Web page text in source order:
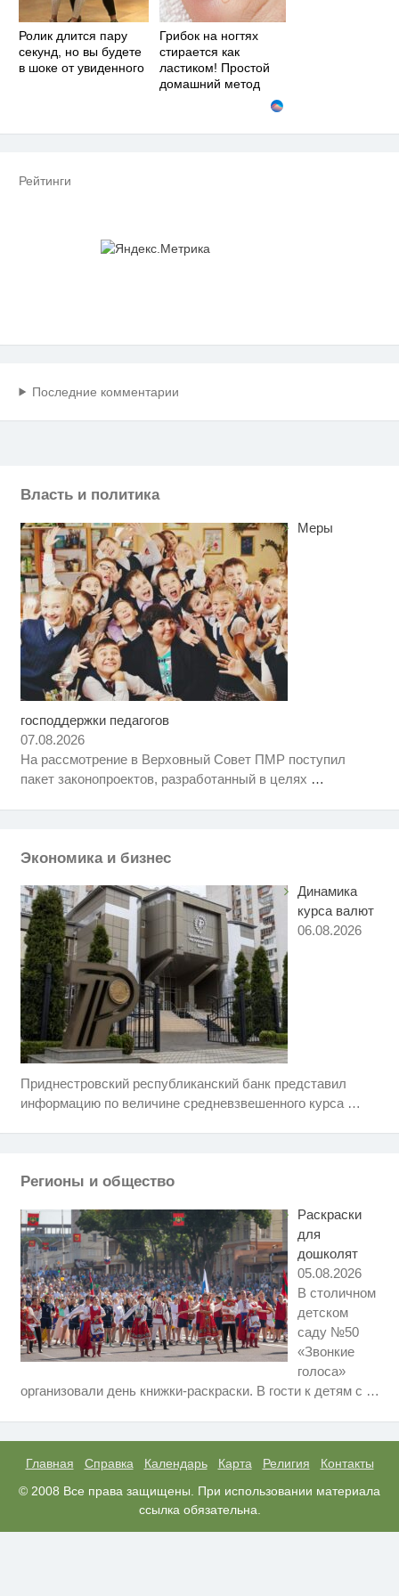
Ролик длится пару
секунд, но вы будете
в шоке от увиденного
Грибок на ногтях
стирается как
ластиком! Простой
домашний метод
Рейтинги
Последние комментарии
Власть и политика
Меры
господдержки педагогов
07.08.2026
На рассмотрение в Верховный Совет ПМР поступил
пакет законопроектов, разработанный в целях …
Экономика и бизнес
Динамика
курса валют
06.08.2026
Приднестровский республиканский банк представил
информацию по величине средневзвешенного курса …
Регионы и общество
Раскраски
для
дошколят
05.08.2026
В столичном
детском
саду №50
«Звонкие
голоса»
организовали день книжки-раскраски. В гости к детям с …
Главная Справка Календарь Карта Религия
Контакты
© 2008 Все права защищены. При использовании материала
ссылка обязательна.
Рак начинается не с боли:
В Тверской области работницу
ПВЗ уличили в подмене товаров
семейке Плющенко
i
Скрытая камера на пляже
когда их не видят...
Ролик длится пару секунд, но
Королева вагона отожгла! Видео
а смеяться вы будете долго
i
Этот танец невесты оставит вас
без слов! Пересмотрела 10 раз